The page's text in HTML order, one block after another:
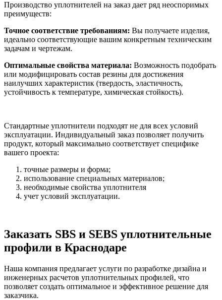
Производство уплотнителей на заказ дает ряд неоспоримых
преимуществ:
Точное соответствие требованиям: Вы получаете изделия,
идеально соответствующие вашим конкретным техническим
задачам и чертежам.
Оптимальные свойства материала: Возможность подобрать
или модифицировать состав резины для достижения
наилучших характеристик (твердость, эластичность,
устойчивость к температуре, химическая стойкость).
Стандартные уплотнители подходят не для всех условий
эксплуатации. Индивидуальный заказ позволяет получить
продукт, который максимально соответствует специфике
вашего проекта:
точные размеры и форма;
использование специальных материалов;
необходимые свойства уплотнителя
учет условий эксплуатации.
Заказать SBS и SEBS уплотнительные
профили в Краснодаре
Наша компания предлагает услуги по разработке дизайна и
инженерных расчетов уплотнительных профилей, что
позволяет создать оптимальное и эффективное решение для
заказчика.